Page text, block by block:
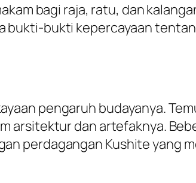
bagi raja, ratu, dan
bukti-bukti kepercayaan
pengaruh budayanya.
arsitektur dan artefaknya.
perdagangan Kushite yang